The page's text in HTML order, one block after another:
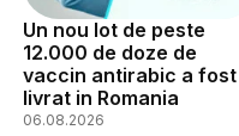
Un nou lot de peste
12.000 de doze de
vaccin antirabic a fost
livrat in Romania
06.08.2026